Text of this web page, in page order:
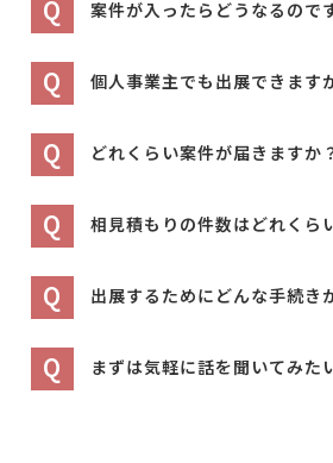
Q 案件が入ったらどうなるので
Q 個人事業主でも出展できます
Q どれくらい案件が届きますか
Q 相見積もりの件数はどれくら
Q 出展するためにどんな手続き
Q まずは気軽に話を聞いてみた